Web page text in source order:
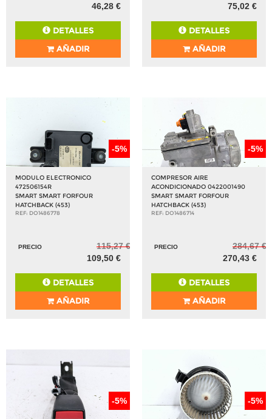
46,28 €
DETALLES
AÑADIR
75,02 €
DETALLES
AÑADIR
-5%
MODULO ELECTRONICO
472506154R
SMART SMART FORFOUR
HATCHBACK (453)
REF: DO1486778
PRECIO
115,27 €
109,50 €
DETALLES
AÑADIR
-5%
COMPRESOR AIRE
ACONDICIONADO 0422001490
SMART SMART FORFOUR
HATCHBACK (453)
REF: DO1486714
PRECIO
284,67 €
270,43 €
DETALLES
AÑADIR
-5% -5%